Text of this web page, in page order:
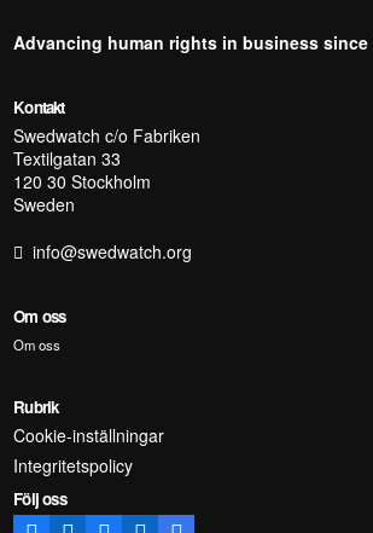
Advancing human rights in business since
Kontakt
Swedwatch c/o Fabriken
Textilgatan 33
120 30 Stockholm
Sweden
info@swedwatch.org
Om oss
Om oss
Rubrik
Cookie-inställningar
Integritetspolicy
Följ oss